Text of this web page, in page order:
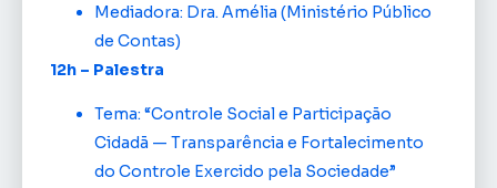
Mediadora: Dra. Amélia (Ministério Público
de Contas)
12h – Palestra
Tema: “Controle Social e Participação
Cidadã — Transparência e Fortalecimento
do Controle Exercido pela Sociedade”